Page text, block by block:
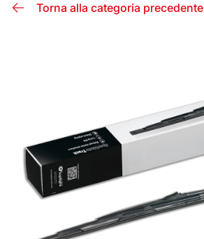
Torna alla categoria precedente